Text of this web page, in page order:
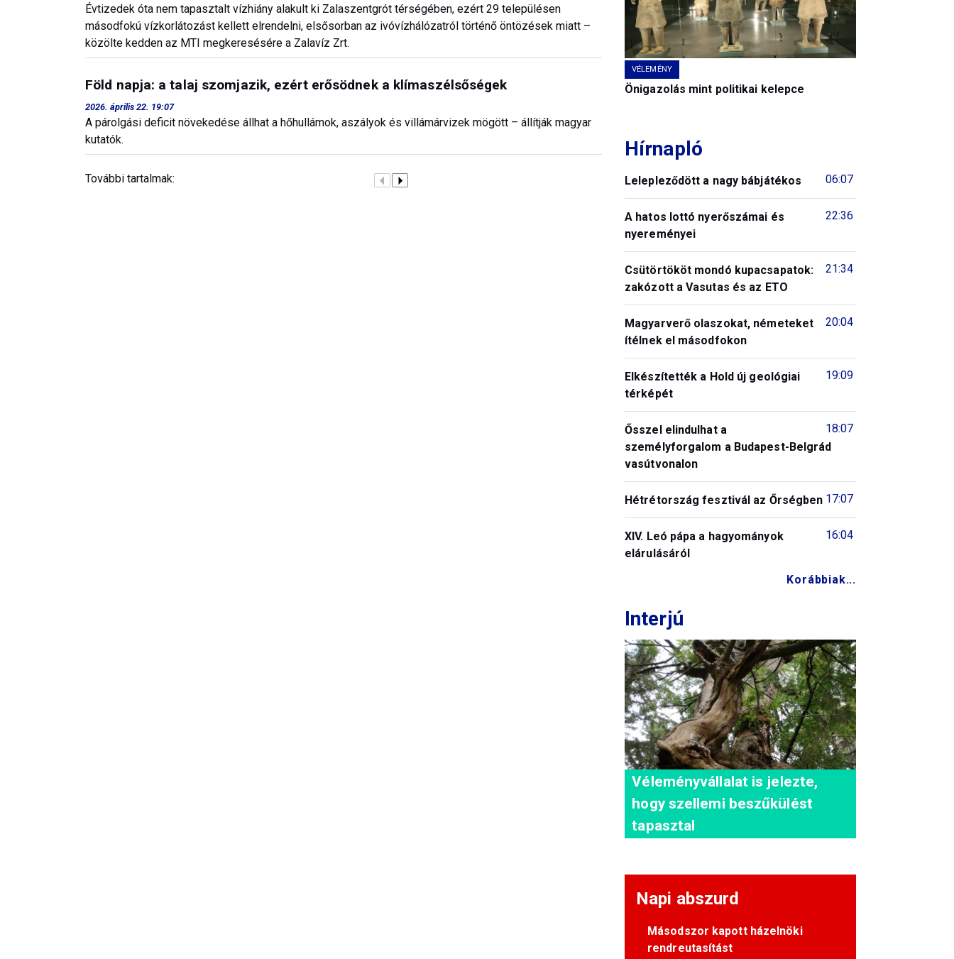
Évtizedek óta nem tapasztalt vízhiány alakult ki Zalaszentgrót térségében, ezért 29 településen
másodfokú vízkorlátozást kellett elrendelni, elsősorban az ivóvízhálózatról történő öntözések miatt –
közölte kedden az MTI megkeresésére a Zalavíz Zrt.
Föld napja: a talaj szomjazik, ezért erősödnek a klímaszélsőségek
2026. április 22. 19:07
A párolgási deficit növekedése állhat a hőhullámok, aszályok és villámárvizek mögött – állítják magyar
kutatók.
További tartalmak:
VÉLEMÉNY
Önigazolás mint politikai kelepce
Hírnapló
06:07
Lelepleződött a nagy bábjátékos
22:36
A hatos lottó nyerőszámai és
nyereményei
21:34
Csütörtököt mondó kupacsapatok:
zakózott a Vasutas és az ETO
20:04
Magyarverő olaszokat, németeket
ítélnek el másodfokon
19:09
Elkészítették a Hold új geológiai
térképét
18:07
Ősszel elindulhat a
személyforgalom a Budapest-Belgrád
vasútvonalon
17:07
Hétrétország fesztivál az Őrségben
16:04
XIV. Leó pápa a hagyományok
elárulásáról
Korábbiak...
Interjú
Véleményvállalat is jelezte,
hogy szellemi beszűkülést
tapasztal
Napi abszurd
Másodszor kapott házelnöki
rendreutasítást